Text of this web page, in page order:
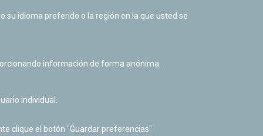
Política de cookies
Derecho de acceso a información pública
su idioma preferido o la región en la que usted se
información de forma anónima.
individual.
clique el botón "Guardar preferencias".